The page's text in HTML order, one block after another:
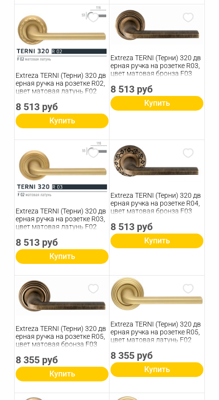
Extreza TERNI (Терни) 320 дв
ерная ручка на розетке R02,
цвет матовая латунь F02
8 513 руб
Купить
Extreza TERNI (Терни) 320 дв
ерная ручка на розетке R03,
цвет матовая бронза F03
8 513 руб
Купить
Extreza TERNI (Терни) 320 дв
ерная ручка на розетке R03,
цвет матовая латунь F02
8 513 руб
Купить
Extreza TERNI (Терни) 320 дв
ерная ручка на розетке R04,
цвет матовая бронза F03
8 513 руб
Купить
Extreza TERNI (Терни) 320 дв
ерная ручка на розетке R05,
цвет матовая бронза F03
8 355 руб
Купить
Extreza TERNI (Терни) 320 дв
ерная ручка на розетке R05,
цвет матовая латунь F02
8 355 руб
Купить